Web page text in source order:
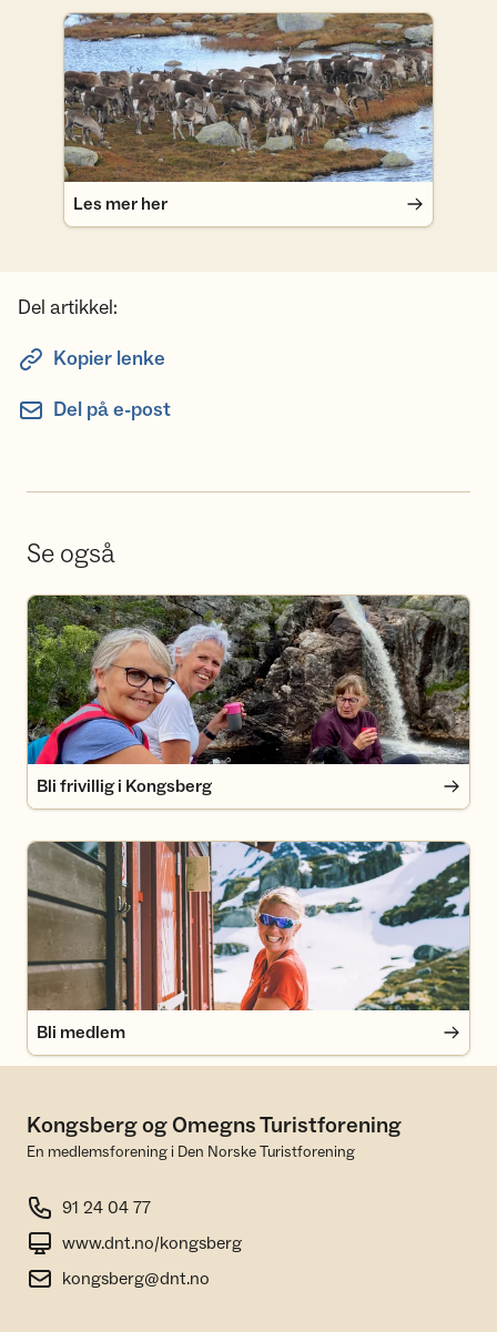
Les mer her
Les mer her
Del artikkel:
Kopier lenke
Del på e-post
Se også
Bli frivillig i Kongsberg
Bli frivillig i Kongsberg
Bli medlem
Bli medlem
Kongsberg og Omegns Turistforening
En medlemsforening i Den Norske Turistforening
91 24 04 77
www.dnt.no/kongsberg
kongsberg@dnt.no